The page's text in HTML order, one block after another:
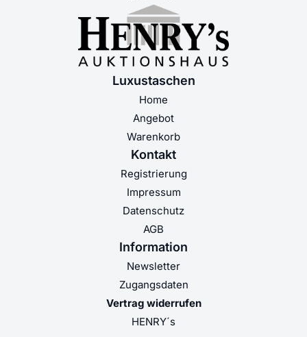
Luxustaschen
Home
Angebot
Warenkorb
Kontakt
Registrierung
Impressum
Datenschutz
AGB
Information
Newsletter
Zugangsdaten
Vertrag widerrufen
HENRY´s